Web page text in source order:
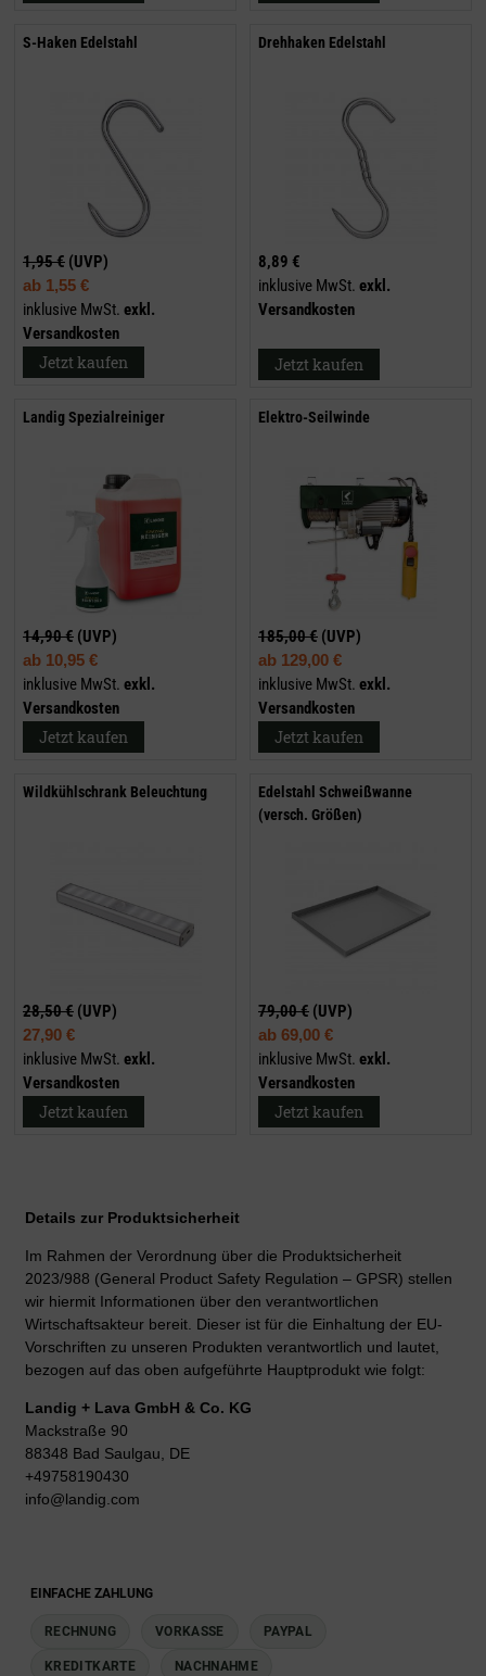
S-Haken Edelstahl
1,95 € (UVP)
ab 1,55 €
inklusive MwSt. exkl.
Versandkosten
Jetzt kaufen
Drehhaken Edelstahl
8,89 €
inklusive MwSt. exkl.
Versandkosten
Jetzt kaufen
Landig Spezialreiniger
14,90 € (UVP)
ab 10,95 €
inklusive MwSt. exkl.
Versandkosten
Jetzt kaufen
Elektro-Seilwinde
185,00 € (UVP)
ab 129,00 €
inklusive MwSt. exkl.
Versandkosten
Jetzt kaufen
Wildkühlschrank Beleuchtung
28,50 € (UVP)
27,90 €
inklusive MwSt. exkl.
Versandkosten
Jetzt kaufen
Edelstahl Schweißwanne
(versch. Größen)
79,00 € (UVP)
ab 69,00 €
inklusive MwSt. exkl.
Versandkosten
Jetzt kaufen
Details zur Produktsicherheit
Im Rahmen der Verordnung über die Produktsicherheit
2023/988 (General Product Safety Regulation – GPSR) stellen
wir hiermit Informationen über den verantwortlichen
Wirtschaftsakteur bereit. Dieser ist für die Einhaltung der EU-
Vorschriften zu unseren Produkten verantwortlich und lautet,
bezogen auf das oben aufgeführte Hauptprodukt wie folgt:
Landig + Lava GmbH & Co. KG
Mackstraße 90
88348 Bad Saulgau, DE
+49758190430
info@landig.com
EINFACHE ZAHLUNG
RECHNUNG VORKASSE PAYPAL
KREDITKARTE NACHNAHME